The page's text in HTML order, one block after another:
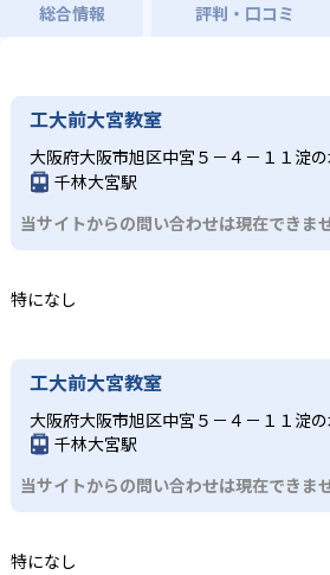
総合情報 評判・口コミ
工大前大宮教室
大阪府大阪市旭区中宮５－４－１１淀
千林大宮駅
当サイトからの問い合わせは現在できま
特になし
工大前大宮教室
大阪府大阪市旭区中宮５－４－１１淀
千林大宮駅
当サイトからの問い合わせは現在できま
特になし